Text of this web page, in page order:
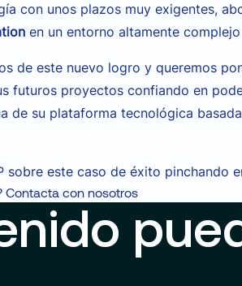
con unos plazos muy exigentes,
en un entorno altamente complejo
de este nuevo logro y queremos
futuros proyectos confiando en
de su plataforma tecnológica
sobre este caso de éxito pinchando
Contacta con nosotros